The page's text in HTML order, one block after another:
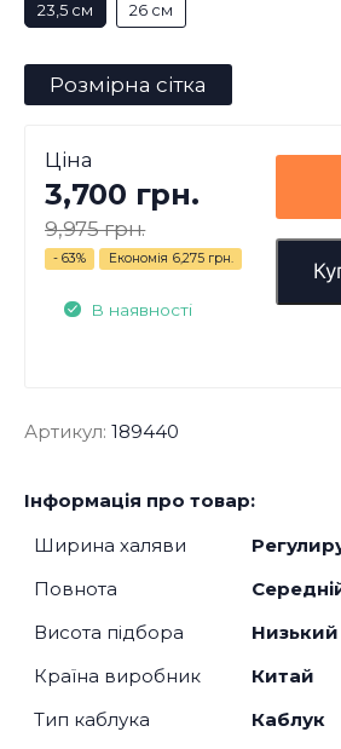
23,5 см 26 см
Розмірна сітка
Ціна
3,700 грн.
9,975 грн.
- 63% Економія 6,275 грн.
В наявності
Артикул: 189440
Інформація про товар:
Ширина халяви
Повнота
Висота підбора
Низький
Країна виробник
Китай
Тип каблука
Каблук